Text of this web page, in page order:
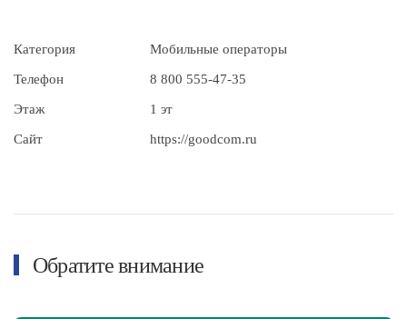
Категория Мобильные операторы
Телефон 8 800 555-47-35
Этаж 1 эт
Сайт https://goodcom.ru
Обратите внимание